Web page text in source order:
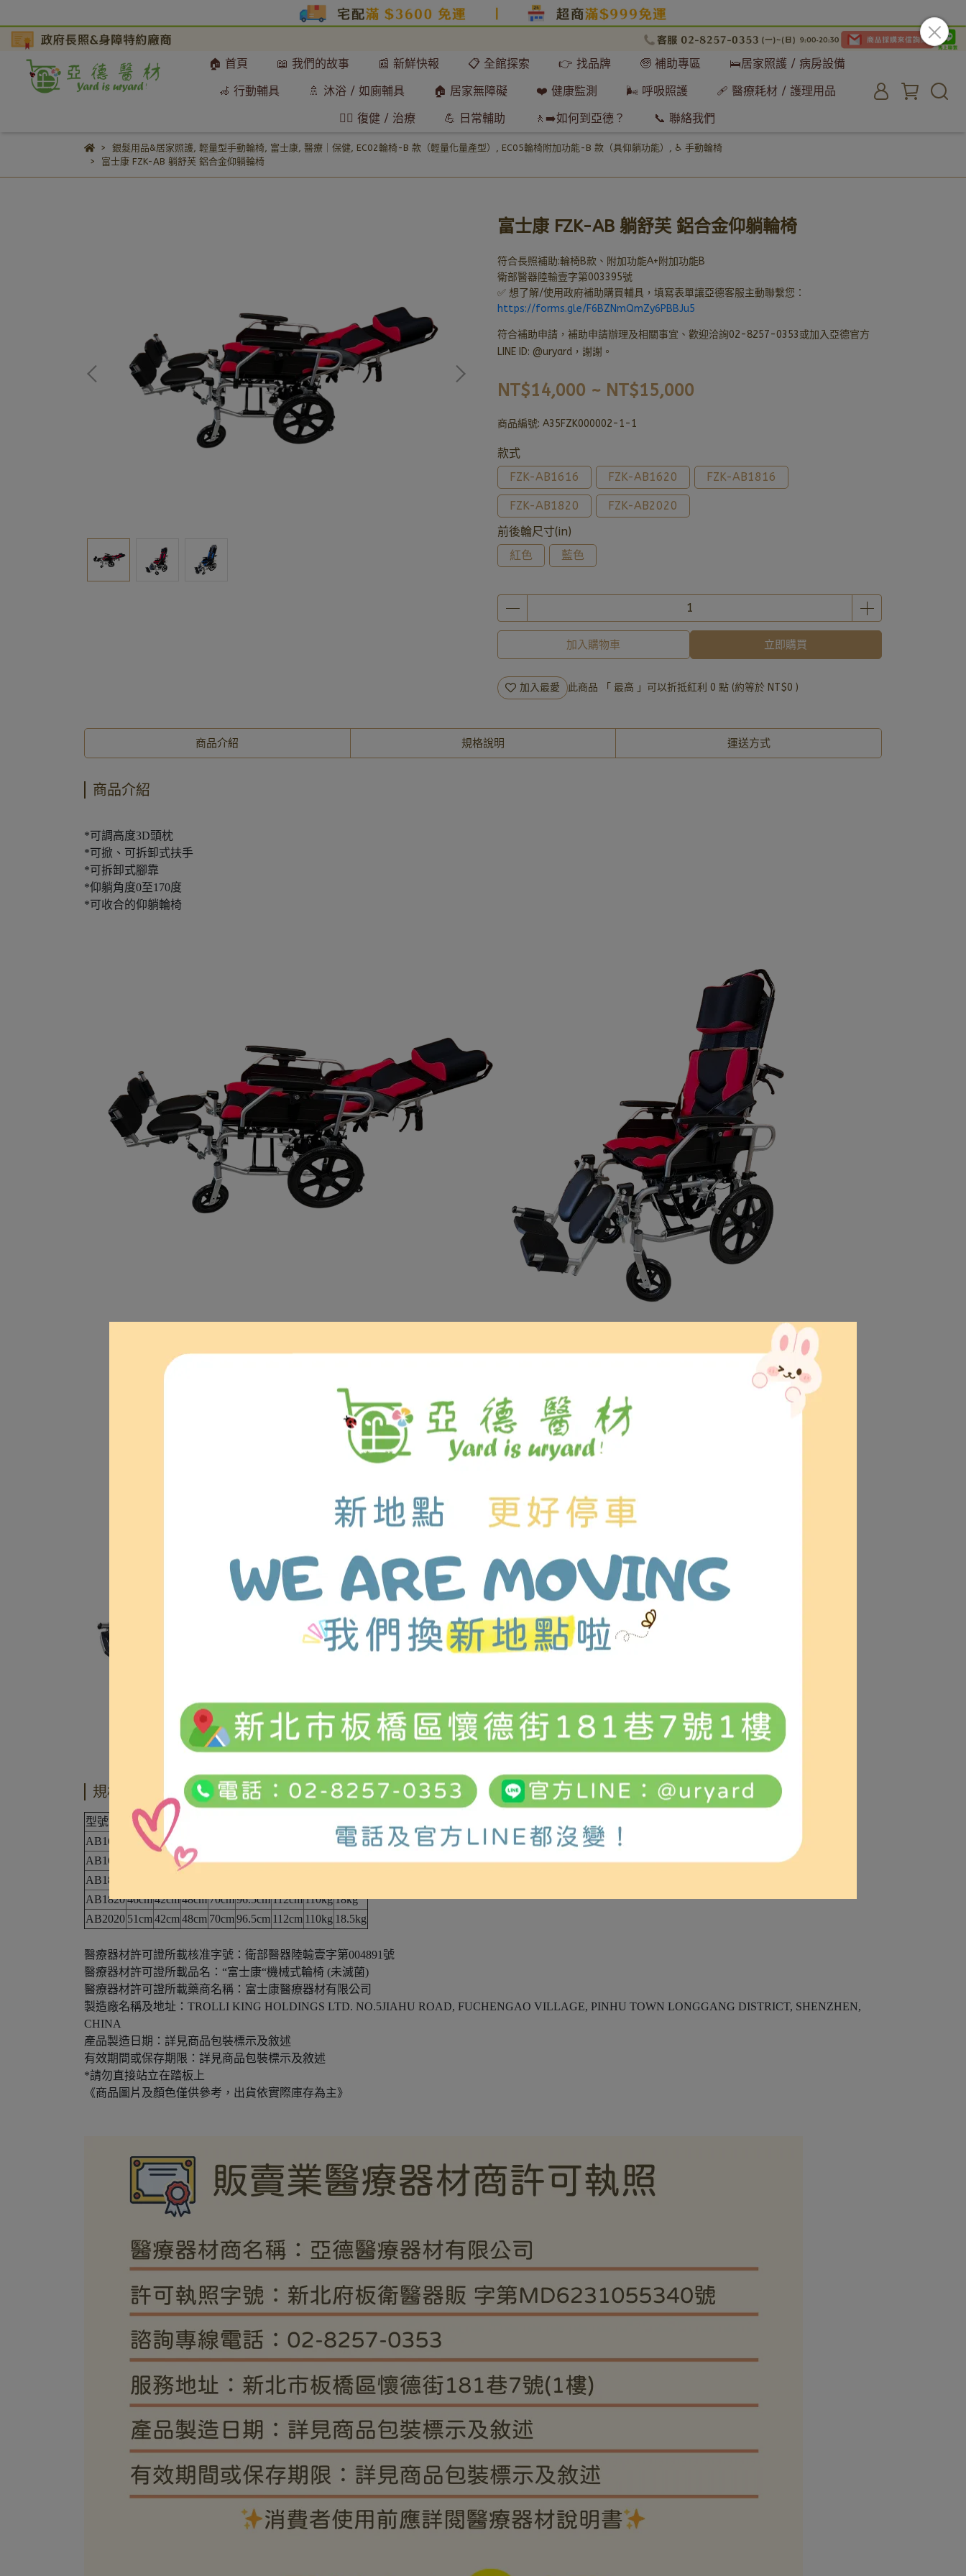
🏠 首頁 📖 我們的故事 📰 新鮮快報 📋 全館探索 👉 找品牌 🧓 補助專區
🛌居家照護 / 病房設備
🦽 行動輔具
🚿 沐浴 / 如廁輔具 🏠 居家無障礙 ❤️ 健康監測 🌬 呼吸照護
🩹 醫療耗材 / 護理用品
🧘‍♂️ 復健 / 治療
💪 日常輔助 🚶‍➡️如何到亞德？ 📞 聯絡我們
銀髮用品&居家照護, 輕量型手動輪椅, 富士康, 醫療｜保健, EC02輪椅-B 款（輕量化量產型） EC05輪椅附加功能-B 款（具仰躺功能）
♿ 手動輪椅
富士康 FZK-AB 躺舒芙 鋁合金仰躺輪椅
富士康 FZK-AB 躺舒芙 鋁合金仰躺輪椅
符合長照補助:輪椅B款、附加功能A+附加功能B
衛部醫器陸輸壹字第003395號
✅ 想了解/使用政府補助購買輔具，填寫表單讓亞德客服主動聯繫您：
https://forms.gle/F6BZNmQmZy6PBBJu5
符合補助申請，補助申請辦理及相關事宜、歡迎洽詢02-8257-0353或加入亞德官方
LINE ID: @uryard，謝謝。
NT$14,000 ~ NT$15,000
商品編號: A35FZK000002-1-1
款式
FZK-AB1616
FZK-AB1620 FZK-AB1816
FZK-AB1820
FZK-AB2020
前後輪尺寸(in)
紅色
藍色
加入購物車 立即購買
加入最愛 此商品 「 最高 」可以折抵紅利 0 點 (約等於 NT$0 )
商品介紹 規格說明 運送方式
商品介紹
*可調高度3D頭枕
*可掀、可拆卸式扶手
*可拆卸式腳靠
*仰躺角度0至170度
*可收合的仰躺輪椅
規格說明
型號 座寬 座深
AB1616
42cm42cm
16kg
AB1620
42cm48cm62cm96.5cm112cm110kg17.5kg
AB1816
AB182046cm42cm48cm70cm96.5cm112cm110kg18kg
AB2020 51cm42cm48cm 70cm96.5cm 112cm 110kg 18.5kg
醫療器材許可證所載核准字號： 衛部醫器陸輸壹字第004891號
醫療器材許可證所載品名：“富士康“機械式輪椅 (未滅菌)
醫療器材許可證所載藥商名稱：富士康醫療器材有限公司
製造廠名稱及地址：TROLLI KING HOLDINGS LTD. NO.5JIAHU ROAD, FUCHENGAO VILLAGE, PINHU TOWN LONGGANG DISTRICT, SHENZHEN,
CHINA
產品製造日期：詳見商品包裝標示及敘述
有效期間或保存期限：詳見商品包裝標示及敘述
*請勿直接站立在踏板上
《商品圖片及顏色僅供參考，出貨依實際庫存為主》